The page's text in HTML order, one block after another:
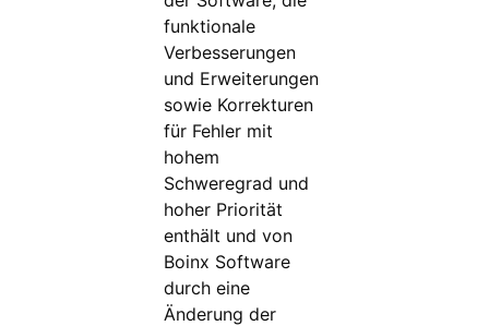
funktionale
Verbesserungen
und Erweiterungen
sowie Korrekturen
für Fehler mit
hohem
Schweregrad und
hoher Priorität
enthält und von
Boinx Software
durch eine
Änderung der